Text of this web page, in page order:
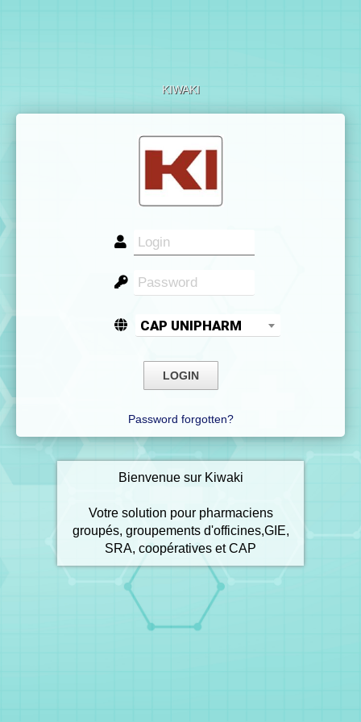
KIWAKI
CAP UNIPHARM
Password forgotten?
Bienvenue sur Kiwaki
Votre solution pour pharmaciens
groupés, groupements d'officines,GIE,
SRA, coopératives et CAP